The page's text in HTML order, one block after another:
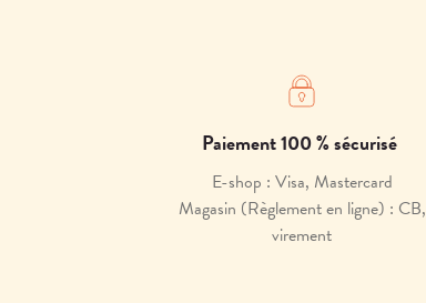
Paiement 100 % sécurisé
E-shop : Visa, Mastercard
Magasin (Règlement en ligne) : CB,
virement